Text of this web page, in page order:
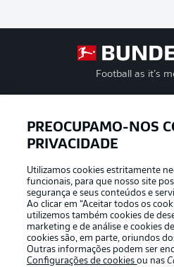
Football as it’s
APLICATIVO DA
Oferecido por
PREOCUPAMO-NOS
PRIVACIDADE
Utilizamos cookies estritamente
funcionais, para que nosso site
segurança e seus conteúdos e
Ao clicar em “Aceitar todos os
utilizemos também cookies de
marketing e de análise e cookies
cookies são, em parte, oriundos
Outras informações podem ser
Configurações de cookiesou nas